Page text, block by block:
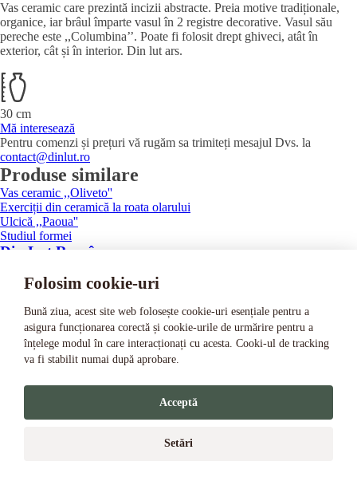
Vas ceramic care prezintă incizii abstracte. Preia motive tradiționale,
organice, iar brâul împarte vasul în 2 registre decorative. Vasul său
pereche este ,,Columbina’’. Poate fi folosit drept ghiveci, atât în
exterior, cât și în interior. Din lut ars.
30 cm
Mă interesează
Pentru comenzi și prețuri vă rugăm sa trimiteți mesajul Dvs. la
contact@dinlut.ro
Produse similare
Vas ceramic ,,Oliveto''
Exerciții din ceramică la roata olarului
Ulcică ,,Paoua''
Studiul formei
Din Lut Românesc
Suntem o familie care iubește lutul. Am început să-l înțelegem în
fragede.
Copyright © 2021
Folosim cookie-uri
Bună ziua, acest site web folosește cookie-uri esențiale pentru a
asigura funcționarea corectă și cookie-urile de urmărire pentru a
înțelege modul în care interacționați cu acesta. Cooki-ul de tracking
va fi stabilit numai după aprobare.
Acceptă
Setări